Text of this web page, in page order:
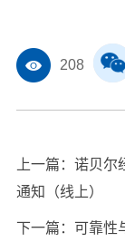
208
上一篇： 诺贝尔
通知（线上）
下一篇： 可靠性